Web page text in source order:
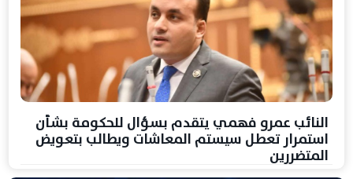
النائب عمرو فهمي يتقدم بسؤال للحكومة بشأن
استمرار تعطل سيستم المعاشات ويطالب بتعويض
المتضررين